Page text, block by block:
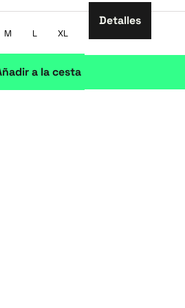
M L XL
Detalles